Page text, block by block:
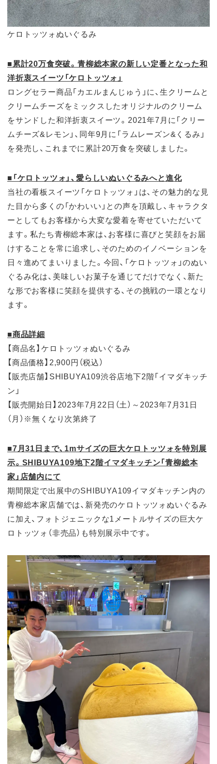
ケロトッツォぬいぐるみ
■累計20万食突破。青柳総本家の新しい定番となった和
洋折衷スイーツ「ケロトッツォ」
ロングセラー商品「カエルまんじゅう」に、生クリームと
クリームチーズをミックスしたオリジナルのクリーム
をサンドした和洋折衷スイーツ。2021年7月に「クリー
ムチーズ&レモン」、同年9月に「ラムレーズン&くるみ」
を発売し、これまでに累計20万食を突破しました。
■「ケロトッツォ」、愛らしいぬいぐるみへと進化
当社の看板スイーツ「ケロトッツォ」は、その魅力的な見
た目から多くの「かわいい」との声を頂戴し、キャラクタ
ーとしてもお客様から大変な愛着を寄せていただいて
ます。私たち青柳総本家は、お客様に喜びと笑顔をお届
けすることを常に追求し、そのためのイノベーションを
日々進めてまいりました。今回、「ケロトッツォ」のぬい
ぐるみ化は、美味しいお菓子を通じてだけでなく、新た
な形でお客様に笑顔を提供する、その挑戦の一環となり
ます。
■商品詳細
【商品名】ケロトッツォぬいぐるみ
【商品価格】2,900円（税込）
【販売店舗】SHIBUYA109渋谷店地下2階「イマダキッチ
ン」
【販売開始日】2023年7月22日（土）～2023年7月31日
（月）※無くなり次第終了
■7月31日まで、1mサイズの巨大ケロトッツォを特別展
示。SHIBUYA109地下2階イマダキッチン「青柳総本
家」店舗内にて
期間限定で出展中のSHIBUYA109イマダキッチン内の
青柳総本家店舗では、新発売のケロトッツォぬいぐるみ
に加え、フォトジェニックな1メートルサイズの巨大ケ
ロトッツォ（非売品）も特別展示中です。